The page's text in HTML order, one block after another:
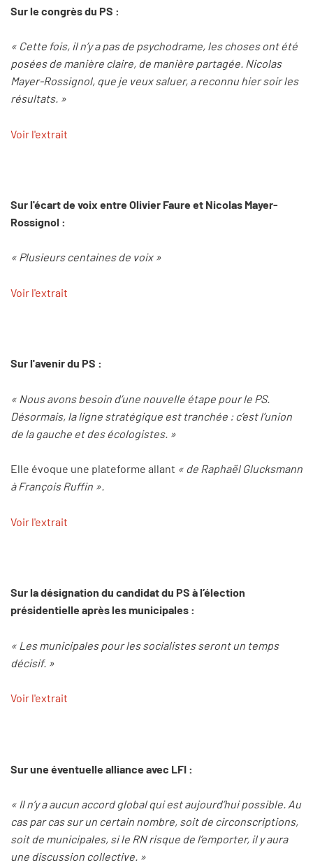
Sur le congrès du PS :
« Cette fois, il n’y a pas de psychodrame, les choses ont été
posées de manière claire, de manière partagée. Nicolas
Mayer-Rossignol, que je veux saluer, a reconnu hier soir les
résultats. »
Voir l'extrait
Sur l'écart de voix entre Olivier Faure et Nicolas Mayer-
Rossignol :
« Plusieurs centaines de voix »
Voir l'extrait
Sur l'avenir du PS :
« Nous avons besoin d’une nouvelle étape pour le PS.
Désormais, la ligne stratégique est tranchée : c’est l’union
de la gauche et des écologistes. »
Elle évoque une plateforme allant « de Raphaël Glucksmann
à François Ruffin ».
Voir l'extrait
Sur la désignation du candidat du PS à l’élection
présidentielle après les municipales :
« Les municipales pour les socialistes seront un temps
décisif. »
Voir l'extrait
Sur une éventuelle alliance avec LFI :
« Il n’y a aucun accord global qui est aujourd’hui possible. Au
cas par cas sur un certain nombre, soit de circonscriptions,
soit de municipales, si le RN risque de l’emporter, il y aura
une discussion collective. »